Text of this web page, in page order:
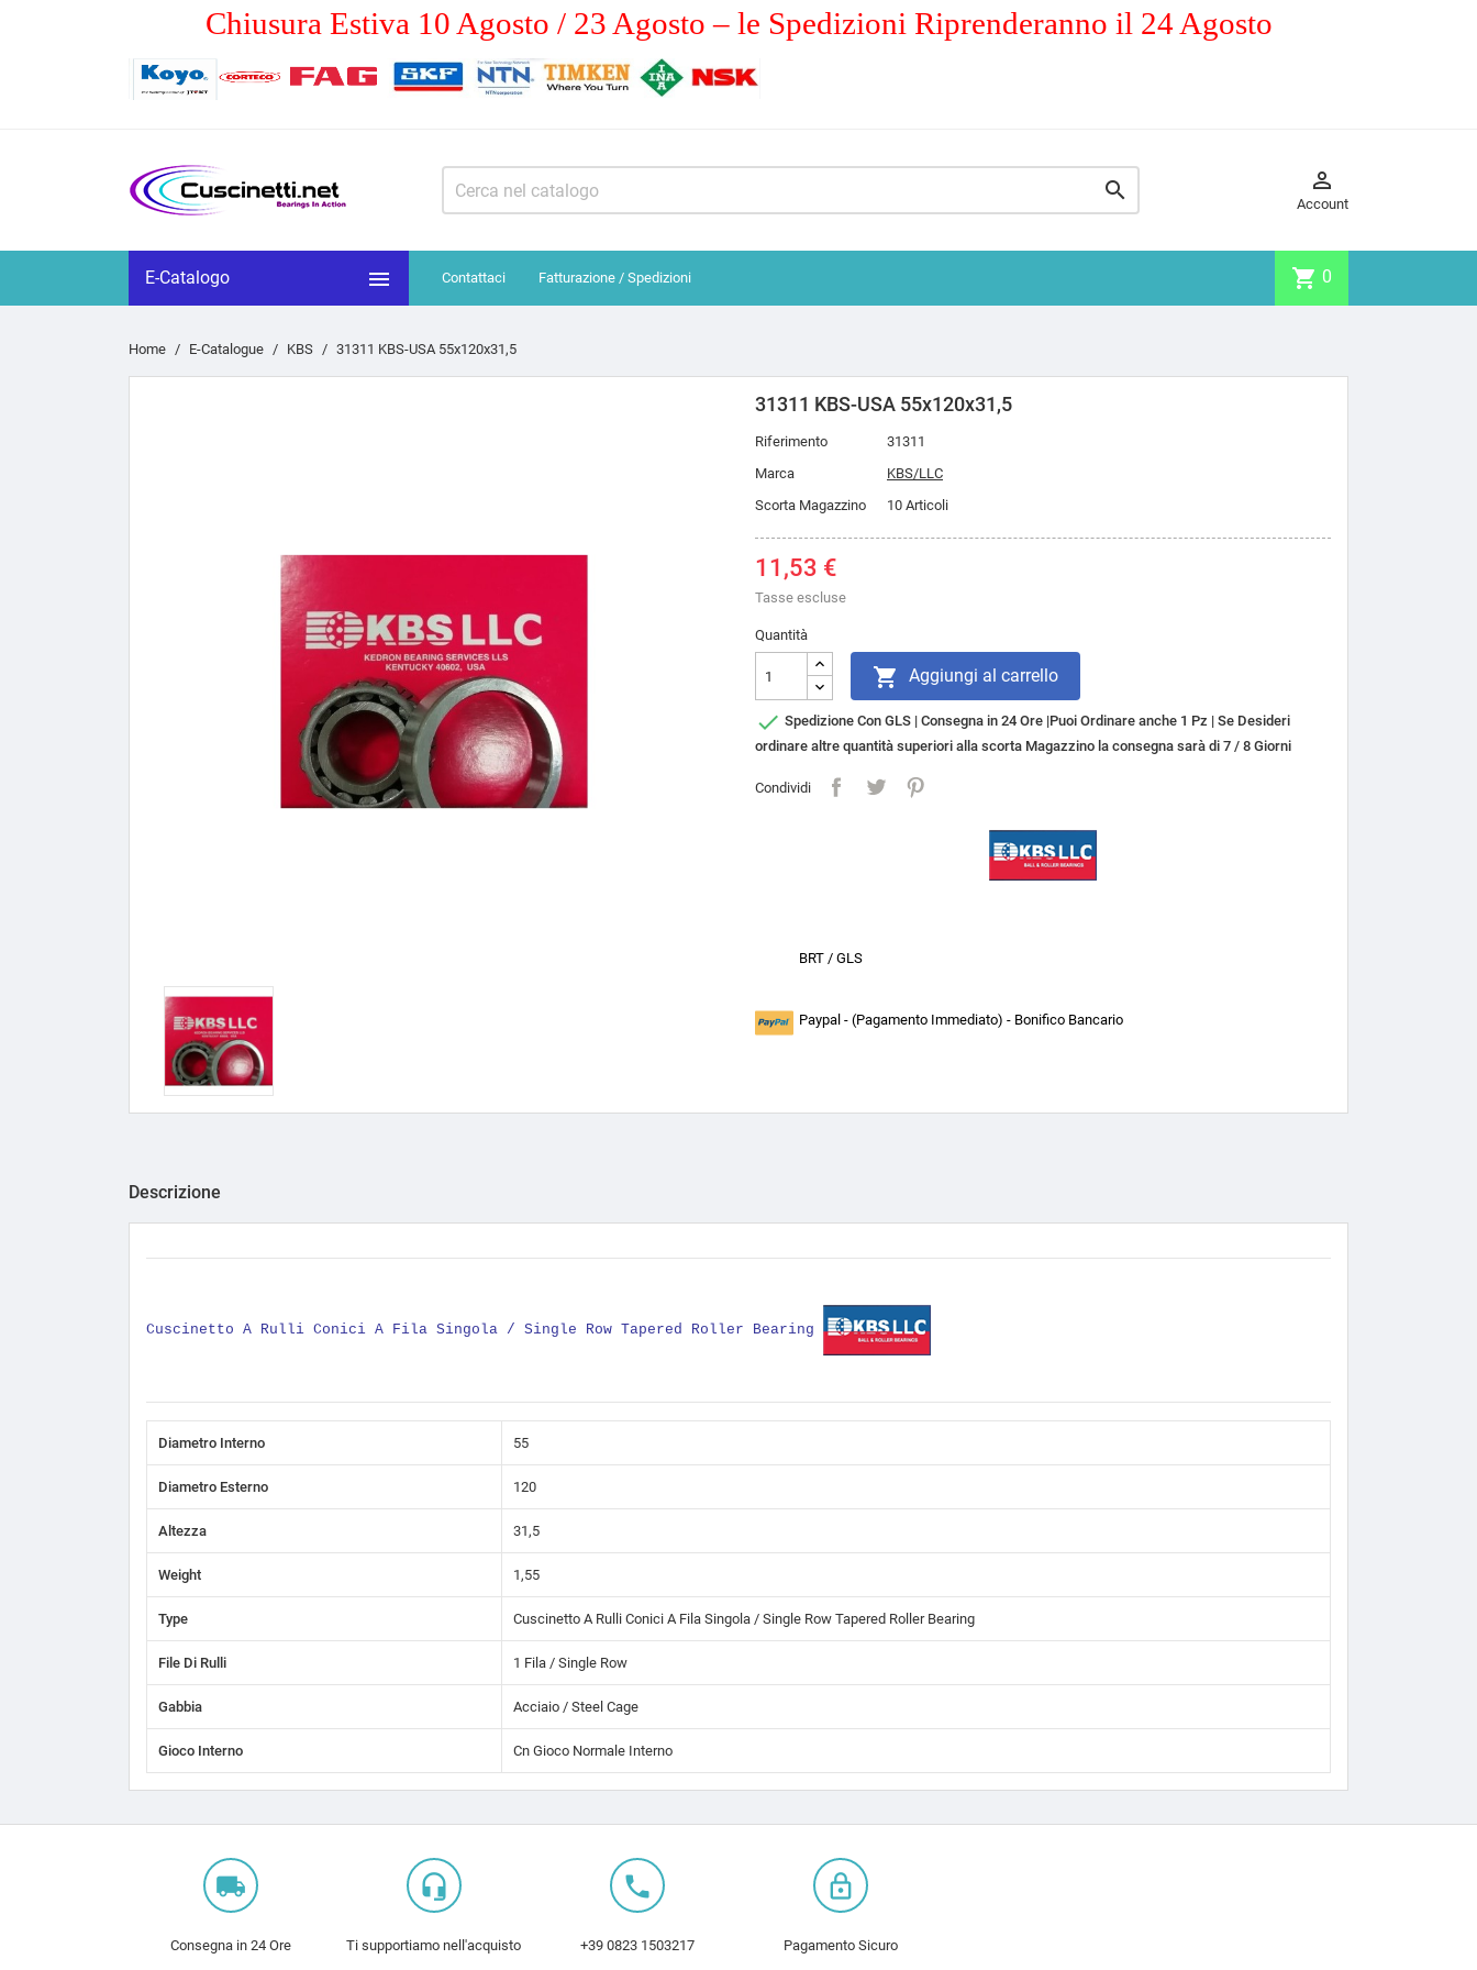
Chiusura Estiva 10 Agosto / 23 Agosto – le Spedizioni Riprenderanno il 24 Agosto
 
Account
E-Catalogo  Contattaci Fatturazione / Spedizioni shopping_cart 0
Home E-Catalogue KBS 31311 KBS-USA 55x120x31,5
31311 KBS-USA 55x120x31,5
Riferimento
31311
Marca
KBS/LLC
Scorta Magazzino
10 Articoli
11,53 €
Tasse escluse
Quantità
 Aggiungi al carrello
 Spedizione Con GLS | Consegna in 24 Ore |Puoi Ordinare anche 1 Pz | Se Desideri
ordinare altre quantità superiori alla scorta Magazzino la consegna sarà di 7 / 8 Giorni
Condividi
BRT / GLS
Paypal - (Pagamento Immediato) - Bonifico Bancario
Descrizione
Cuscinetto A Rulli Conici A Fila Singola / Single Row Tapered Roller Bearing
Diametro Interno 55
Diametro Esterno 120
Altezza 31,5
Weight 1,55
Type Cuscinetto A Rulli Conici A Fila Singola / Single Row Tapered Roller Bearing
File Di Rulli 1 Fila / Single Row
Gabbia Acciaio / Steel Cage
Gioco Interno Cn Gioco Normale Interno
local_shipping
Consegna in 24 Ore
headset_mic
Ti supportiamo nell'acquisto
local_phone
+39 0823 1503217
lock_outline
Pagamento Sicuro